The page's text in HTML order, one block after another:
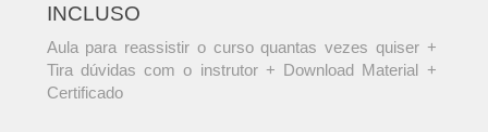
INCLUSO
Aula para reassistir o curso quantas vezes quiser +
Tira dúvidas com o instrutor + Download Material +
Certificado